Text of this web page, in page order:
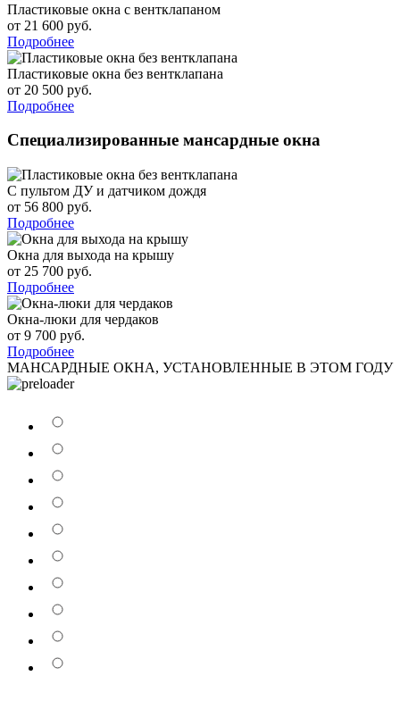
Пластиковые окна с вентклапаном
от 21 600 руб.
Подробнее
Пластиковые окна без вентклапана
от 20 500 руб.
Подробнее
Специализированные мансардные окна
С пультом ДУ и датчиком дождя
от 56 800 руб.
Подробнее
Окна для выхода на крышу
от 25 700 руб.
Подробнее
Окна-люки для чердаков
от 9 700 руб.
Подробнее
МАНСАРДНЫЕ ОКНА, УСТАНОВЛЕННЫЕ В ЭТОМ ГОДУ